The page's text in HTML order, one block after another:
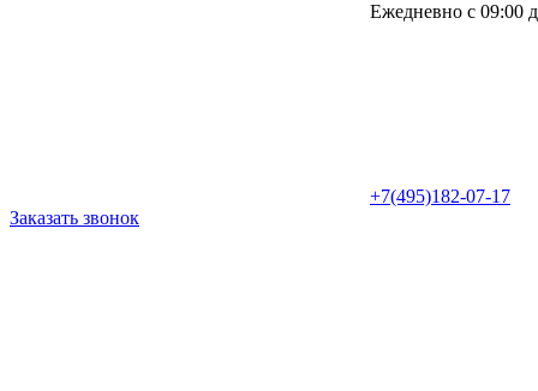
Ежедневно с 09:00
+7(495)182-07-17
Заказать звонок